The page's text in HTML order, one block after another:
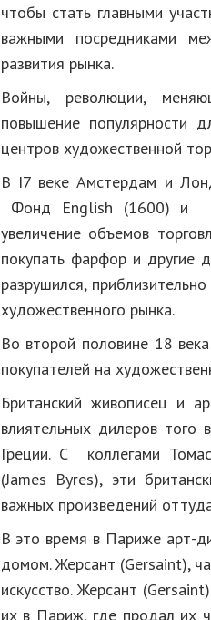
чтобы стать главными
важными посредниками
развития рынка.
Войны, революции,
повышение популярности
центров художественной
В I7 веке Амстердам и
Фонд English (1600) и
увеличение объемов
покупать фарфор и другие
разрушился,
художественного рынка.
Во второй половине 18
покупателей на
Британский живописец и
влиятельных дилеров того
Греции. С коллегами
(James Byres), эти
важных произведений
В это время в Париже арт-
домом. Жерсант (Gersaint),
искусство. Жерсант
их в Париж, где продал их